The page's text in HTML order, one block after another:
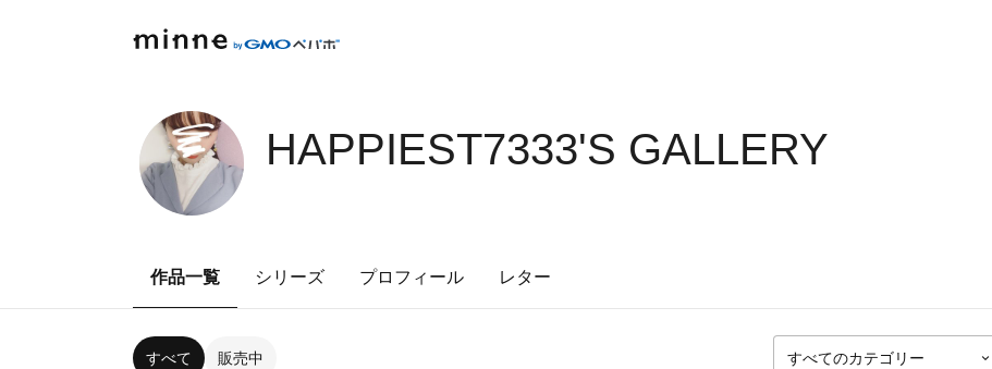
HAPPIEST7333'S GALLERY
作品一覧 シリーズ プロフィール レター
すべて 販売中